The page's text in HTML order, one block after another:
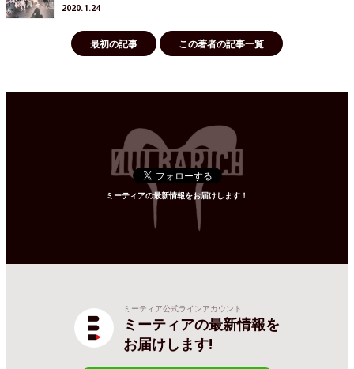
2020.1.24
最初の記事 この著者の記事一覧
ミーティアの最新情報をお届けします！
ミーティア公式ラインアカウント
ミーティアの最新情報を
お届けします!